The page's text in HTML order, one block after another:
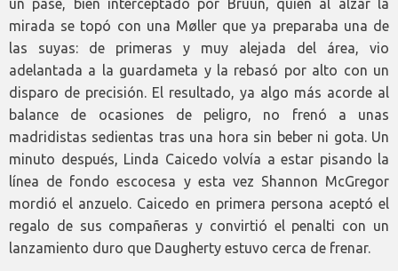
un pase, bien interceptado por Bruun, quien al alzar la
mirada se topó con una Møller que ya preparaba una de
las suyas: de primeras y muy alejada del área, vio
adelantada a la guardameta y la rebasó por alto con un
disparo de precisión. El resultado, ya algo más acorde al
balance de ocasiones de peligro, no frenó a unas
madridistas sedientas tras una hora sin beber ni gota. Un
minuto después, Linda Caicedo volvía a estar pisando la
línea de fondo escocesa y esta vez Shannon McGregor
mordió el anzuelo. Caicedo en primera persona aceptó el
regalo de sus compañeras y convirtió el penalti con un
lanzamiento duro que Daugherty estuvo cerca de frenar.